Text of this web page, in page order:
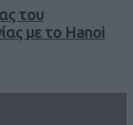
του
με το Hanoi